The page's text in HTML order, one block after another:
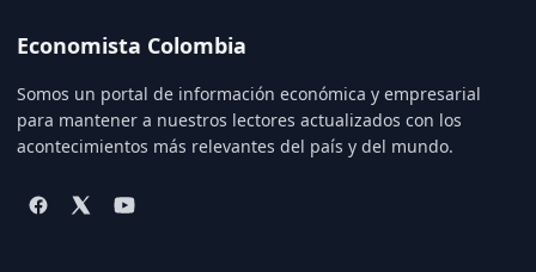
Economista Colombia
Somos un portal de información económica y empresarial
para mantener a nuestros lectores actualizados con los
acontecimientos más relevantes del país y del mundo.